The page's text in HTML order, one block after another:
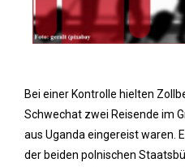
Bei einer Kontrolle hielten
Schwechat zwei Reisende im
aus Uganda eingereist waren.
der beiden polnischen